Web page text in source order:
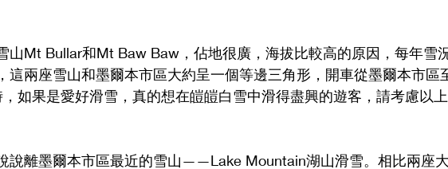
山Mt Bullar和Mt Baw Baw，佔地很廣，海拔比較高的原因，每年雪
這兩座雪山和墨爾本市區大約呈一個等邊三角形，開車從墨爾本市區
如果是愛好滑雪，真的想在皚皚白雪中滑得盡興的遊客，請考慮以
說離墨爾本市區最近的雪山——Lake Mountain湖山滑雪。相比兩座大